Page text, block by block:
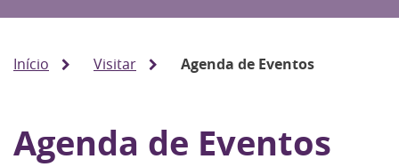
Início Visitar Agenda de Eventos
Agenda de Eventos